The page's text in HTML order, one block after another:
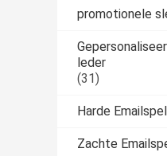
promotionele
leder
(31)
Harde
Zachte